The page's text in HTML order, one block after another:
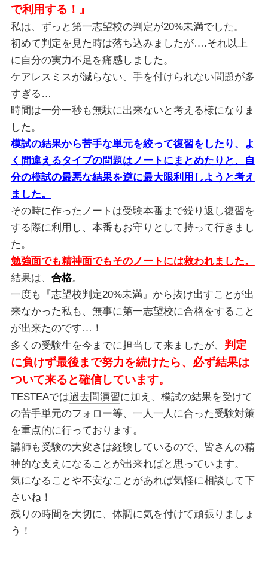
で利用する！』
私は、ずっと第一志望校の判定が20%未満でした。
初めて判定を見た時は落ち込みましたが….それ以上
に自分の実力不足を痛感しました。
ケアレスミスが減らない、手を付けられない問題が多
すぎる…
時間は一分一秒も無駄に出来ないと考える様になりま
した。
模試の結果から苦手な単元を絞って復習をしたり、
よ
く間違えるタイプの問題はノートにまとめたりと、
自
分の模試の最悪な結果を逆に最大限利用しようと考え
ました。
その時に作ったノートは受験本番まで繰り返し復習を
する際に利用 し、本番もお守りとして持って行きまし
た。
勉強面でも精神面でもそのノートには救われました。
結果は、 合格。
一度も『志望校判定20%未満』 から抜け出すことが出
来なかった私も、 無事に第一志望校に合格をすること
が出来たのです…！
多くの受験生を今までに担当して来ましたが、 判定
に負けず最後まで努力を続けたら、 必ず結果は
ついて来ると確信しています。
TESTEAでは過去問演習に加え、 模試の結果を受けて
の苦手単元のフォロー等、 一人一人に合った受験対策
を重点的に行っております。
講師も受験の大変さは経験しているので、 皆さんの精
神的な支えになることが出来ればと思っています。
気になることや不安なことがあれば気軽に相談して下
さいね！
残りの時間を大切に、体調に気を付けて頑張りましょ
う！